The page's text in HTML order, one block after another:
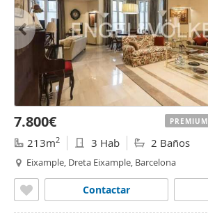
7.800€
213m2 3 Hab 2 Baños
Eixample, Dreta Eixample, Barcelona
Contactar
PREMIUM